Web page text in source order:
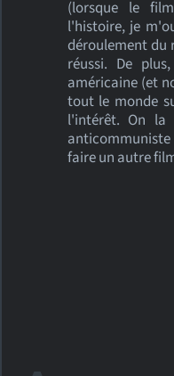
(lorsque le
l'histoire, je
déroulement du
réussi. De
américaine (et
tout le monde
l'intérêt. On
faire un autre